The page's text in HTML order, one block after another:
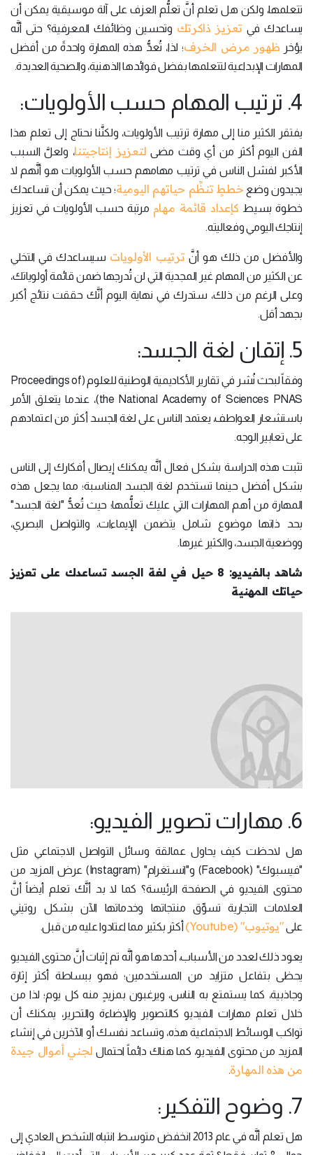
تتعلمها، ولكن هل تعلم أنَّ تعلُّم العزف على آلة موسيقية يمكن أن
يساعدك في تعزيز ذاكرتك وتحسين وظائفك المعرفية؟ حتى أنَّه
يؤخر ظهور مرض الخرف؛ لذا، تُعدُّ هذه المهارة واحدةً من أفضل
المهارات الإبداعية لتتعلمها بفضل فوائدها الذهنية، والصحية العديدة.
4. ترتيب المهام حسب الأولويات:
يفتقر الكثير منا إلى مهارة ترتيب الأولويات، ولكنَّنا نحتاج إلى تعلم هذا
الفن اليوم أكثر من أي وقت مضى لتعزيز إنتاجيتنا، ولعلَّ السبب
الأكبر لفشل الناس في ترتيب مهامهم حسب الأولويات هو أنَّهم لا
يجيدون وضع خططٍ تنظِّم حياتهم اليومية؛ حيث يمكن أن تساعدك
خطوة بسيط كإعداد قائمة مهام مرتبة حسب الأولويات في تعزيز
إنتاجك اليومي وفعاليته.
والأفضل من ذلك هو أنَّ ترتيب الأولويات سيساعدك في التخلي
عن الكثير من المهام غير المجدية التي لن تُدرجها ضمن قائمة أولوياتك،
وعلى الرغم من ذلك، ستدرك في نهاية اليوم أنَّك حققت نتائج أكبر
بجهد أقل.
5. إتقان لغة الجسد:
وفقاً لبحث نُشر في تقارير الأكاديمية الوطنية للعلوم (Proceedings of
the National Academy of Sciences PNAS)، عندما يتعلق الأمر
باستشعار العواطف، يعتمد الناس على لغة الجسد أكثر من اعتمادهم
على تعابير الوجه.
تثبت هذه الدراسة بشكل فعال أنَّه يمكنك إيصال أفكارك إلى الناس
بشكل أفضل حينما تستخدم لغة الجسد المناسبة؛ مما يجعل هذه
المهارة من أهم المهارات التي عليك تعلُّمها؛ حيث تُعدُّ "لغة الجسد"
بحد ذاتها موضوع شامل يتضمن الإيماءات، والتواصل البصري،
ووضعية الجسد، والكثير غيرها.
شاهد بالفيديو: 8 حيل في لغة الجسد تساعدك على تعزيز
حياتك المهنية
6. مهارات تصوير الفيديو:
هل لاحظت كيف يحاول عمالقة وسائل التواصل الاجتماعي مثل
"فيسبوك" (Facebook) و"انستغرام" (Instagram) عرض المزيد من
محتوى الفيديو في الصفحة الرئيسة؟ كما لا بد أنَّك تعلم أيضاً أنَّ
العلامات التجارية تسوِّق منتجاتها وخدماتها الآن بشكل روتيني
على"يوتيوب" (Youtube) أكثر بكثير مما اعتادوا عليه من قبل.
يعود ذلك لعدد من الأسباب، أحدها هو أنَّه تم إثبات أنَّ محتوى الفيديو
يحظى بتفاعل متزايد من المستخدمين؛ فهو ببساطة أكثر إثارة
وجاذبية، كما يستمتع به الناس، ويرغبون بمزيدٍ منه كل يوم؛ لذا من
خلال تعلم مهارات الفيديو كالتصوير والإضاءة والتحرير، يمكنك أن
تواكب الوسائط الاجتماعية هذه، وتساعد نفسك أو الآخرين في إنشاء
المزيد من محتوى الفيديو، كما هناك دائماً احتمال لجني أموال جيدة
من هذه المهارة.
7. وضوح التفكير:
هل تعلم أنَّه في عام 2013 انخفض متوسط انتباه الشخص العادي إلى